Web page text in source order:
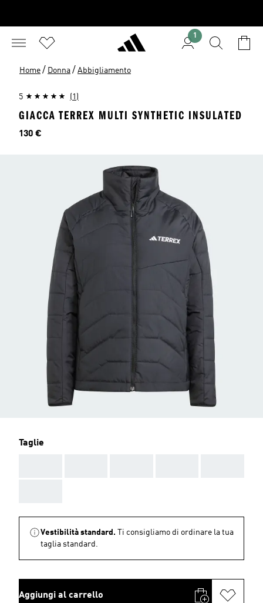
1
Home / Donna / Abbigliamento
5 (1)
GIACCA TERREX MULTI SYNTHETIC INSULATED
Prezzo
130 €
Taglie
Vestibilità standard.
Ti consigliamo di ordinare la tua
taglia standard.
Aggiungi al carrello